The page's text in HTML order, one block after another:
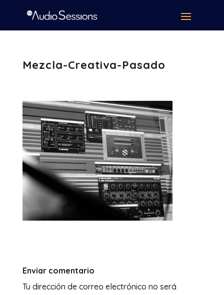
Mezcla-Creativa-Pasado
Enviar comentario
Tu dirección de correo electrónico no será